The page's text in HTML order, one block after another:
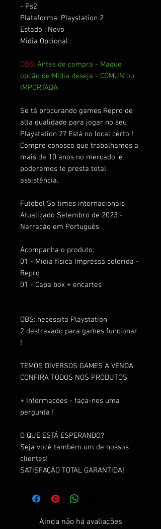
- Ps2
Plataforma: Playstation 2
Estado : Novo
Midia Opcional :
OBS: Antes de compra - Maque
opção de Mídia deseja - COMUN ou
IMPORTADA
Se tá procurando games Repro de
alta qualidade para jogar no seu
Playstation 2? Está no local certo !
Compre conosco que trabalhamos a
mais de 10 anos no mercado, e
poderemos te presta total
assistência.
Futebol So times internacionais
Atualizado Setembro de 2023 -
Narração em Português
Acompanha o produto:
01 - Mídia física Impressa colorida -
Repro
01 - Capa box + encartes
OBS: necessita Playstation
2 destravado para games funcionar
!
TEMOS DIVERSOS GAMES A VENDA
CONFIRA TODOS NOS PRODUTOS
+ Informações - faça-nos uma
pergunta !
O QUE ESTÁ ESPERANDO?
Seja você também um de nossos
clientes!
SATISFAÇÃO TOTAL GARANTIDA!
Ainda não há avaliações